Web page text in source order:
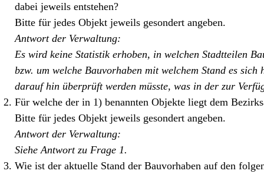
dabei jeweils entstehen?
Bitte für jedes Objekt jeweils gesondert angeben.
Antwort der Verwaltung:
Es wird keine Statistik erhoben, in welchen Stadtteilen
bzw. um welche Bauvorhaben mit welchem Stand es
darauf hin überprüft werden müsste, was in der zur
Für welche der in 1) benannten Objekte liegt dem
Bitte für jedes Objekt jeweils gesondert angeben.
Antwort der Verwaltung:
Siehe Antwort zu Frage 1.
Wie ist der aktuelle Stand der Bauvorhaben auf den